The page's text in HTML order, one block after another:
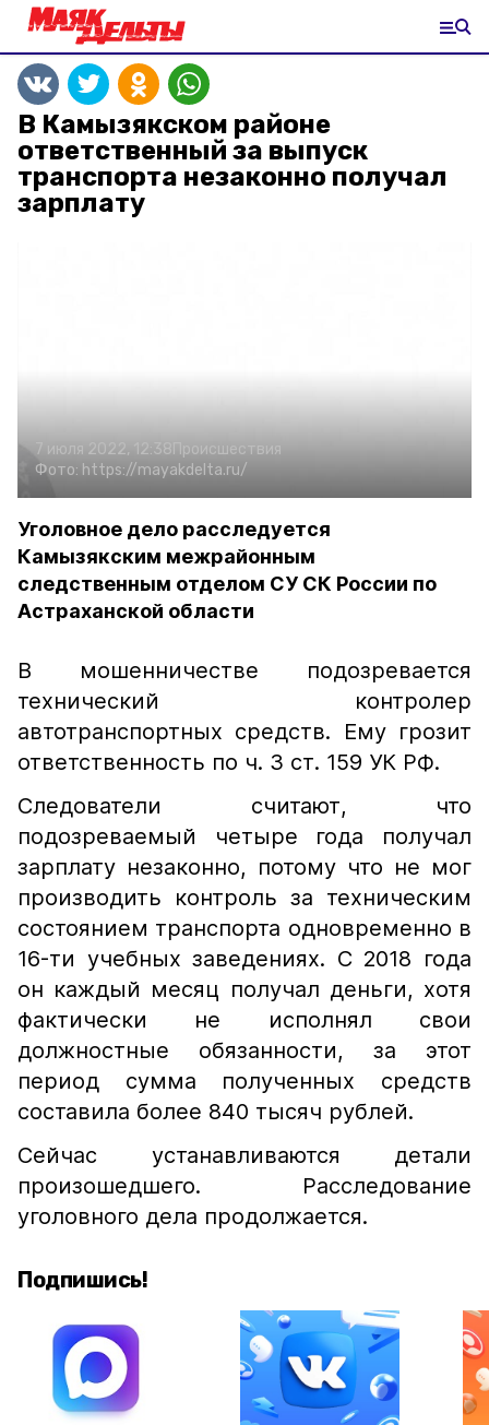
В Камызякском районе
ответственный за выпуск
транспорта незаконно получал
зарплату
7 июля 2022, 12:38Происшествия
Фото: https://mayakdelta.ru/
Уголовное дело расследуется
Камызякским межрайонным
следственным отделом СУ СК России по
Астраханской области
В мошенничестве подозревается
технический контролер
автотранспортных средств. Ему грозит
ответственность по ч. 3 ст. 159 УК РФ.
Следователи считают, что
подозреваемый четыре года получал
зарплату незаконно, потому что не мог
производить контроль за техническим
состоянием транспорта одновременно в
16-ти учебных заведениях. С 2018 года
он каждый месяц получал деньги, хотя
фактически не исполнял свои
должностные обязанности, за этот
период сумма полученных средств
составила более 840 тысяч рублей.
Сейчас устанавливаются детали
произошедшего. Расследование
уголовного дела продолжается.
Подпишись!